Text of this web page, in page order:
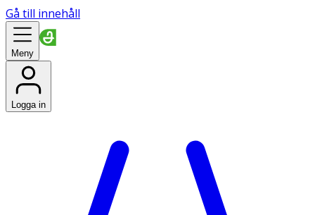
Gå till innehåll
Meny
Logga in